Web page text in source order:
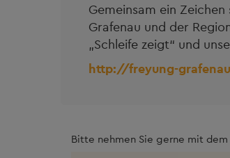
Gemeinsam ein
Grafenau und der
„Schleife zeigt“ und
http://freyung-
Bitte nehmen Sie gerne mit